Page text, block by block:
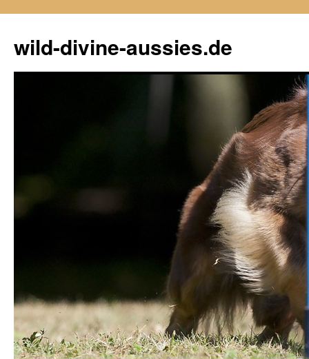
springen
wild-divine-aussies.de